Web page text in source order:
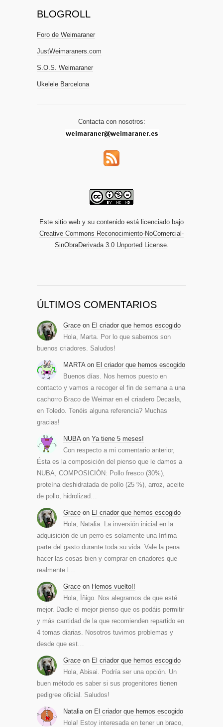
BLOGROLL
Foro de Weimaraner
JustWeimaraners.com
S.O.S. Weimaraner
Ukelele Barcelona
Contacta con nosotros:
Este sitio web y su contenido está licenciado bajo
Creative Commons Reconocimiento-NoComercial-
SinObraDerivada 3.0 Unported License.
ÚLTIMOS COMENTARIOS
Grace on El criador que hemos escogido
Hola, Marta. Por lo que sabemos son
buenos criadores. Saludos!
MARTA on El criador que hemos escogido
Buenos días. Nos hemos puesto en
contacto y vamos a recoger el fin de semana a una
cachorro Braco de Weimar en el criadero Decasla,
en Toledo. Tenéis alguna referencia? Muchas
gracias!
NUBA on Ya tiene 5 meses!
Con respecto a mi comentario anterior,
Ésta es la composición del pienso que le damos a
NUBA, COMPOSICIÓN: Pollo fresco (30%),
proteína deshidratada de pollo (25 %), arroz, aceite
de pollo, hidrolizad…
Grace on El criador que hemos escogido
Hola, Natalia. La inversión inicial en la
adquisición de un perro es solamente una ínfima
parte del gasto durante toda su vida. Vale la pena
hacer las cosas bien y comprar en criadores que
realmente l…
Grace on Hemos vuelto!!
Hola, Íñigo. Nos alegramos de que esté
mejor. Dadle el mejor pienso que os podáis permitir
y más cantidad de la que recomienden repartido en
4 tomas diarias. Nosotros tuvimos problemas y
desde que est…
Grace on El criador que hemos escogido
Hola, Abisai. Podría ser una opción. Un
buen método es saber si sus progenitores tienen
pedigree oficial. Saludos!
Natalia on El criador que hemos escogido
Hola! Estoy interesada en tener un braco,